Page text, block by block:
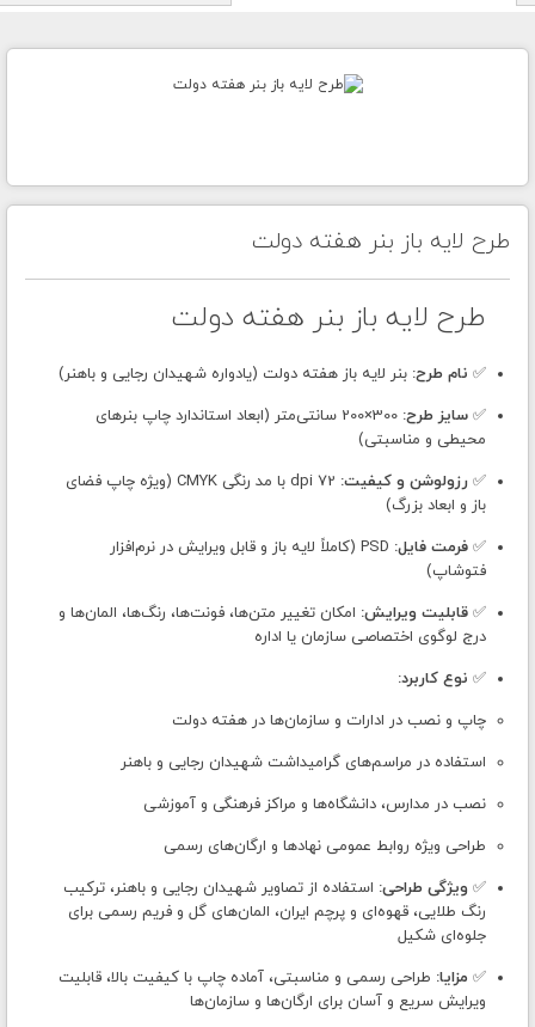
طرح لایه باز بنر هفته دولت
طرح لایه باز بنر هفته دولت
✅ نام طرح: بنر لایه باز هفته دولت (یادواره شهیدان رجایی و باهنر)
✅ سایز طرح:
300×200 سانتی‌متر (ابعاد استاندارد چاپ بنرهای
محیطی و مناسبتی)
✅ رزولوشن و کیفیت:
72 dpi با مد رنگی CMYK (ویژه چاپ فضای
باز و ابعاد بزرگ)
✅ فرمت فایل:
PSD (کاملاً لایه باز و قابل ویرایش در نرم‌افزار
فتوشاپ)
✅ قابلیت ویرایش: امکان تغییر متن‌ها، فونت‌ها، رنگ‌ها، المان‌ها و
درج لوگوی اختصاصی سازمان یا اداره
✅ نوع کاربرد:
چاپ و نصب در ادارات و سازمان‌ها در هفته دولت
استفاده در مراسم‌های گرامیداشت شهیدان رجایی و باهنر
نصب در مدارس، دانشگاه‌ها و مراکز فرهنگی و آموزشی
طراحی ویژه روابط عمومی نهادها و ارگان‌های رسمی
✅ ویژگی طراحی: استفاده از تصاویر شهیدان رجایی و باهنر، ترکیب
رنگ طلایی، قهوه‌ای و پرچم ایران، المان‌های گل و فریم رسمی برای
جلوه‌ای شکیل
✅ مزایا: طراحی رسمی و مناسبتی، آماده چاپ با کیفیت بالا، قابلیت
ویرایش سریع و آسان برای ارگان‌ها و سازمان‌ها